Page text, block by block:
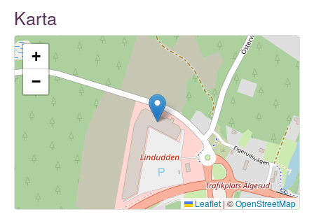
Karta
+
−
Leaflet|©OpenStreetMap